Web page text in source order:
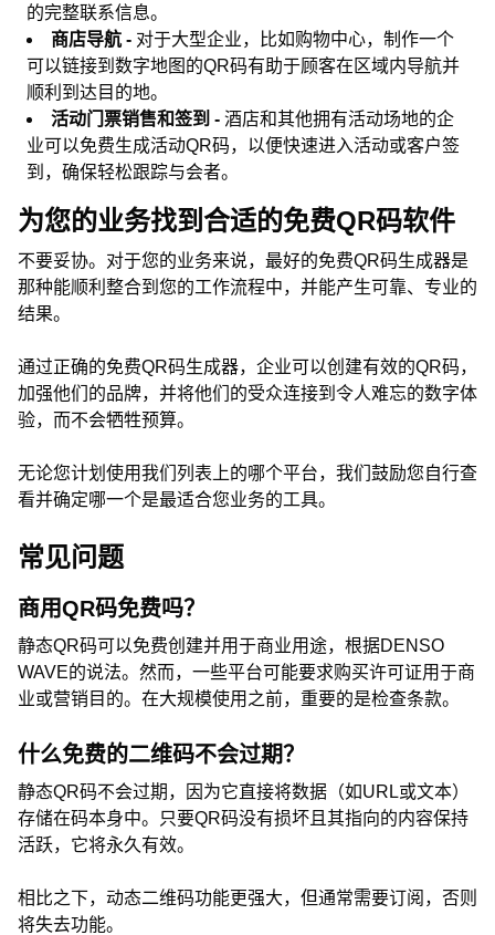
的完整联系信息。
商店导航 - 对于大型企业，比如购物中心，制作一个
可以链接到数字地图的QR码有助于顾客在区域内导航并
顺利到达目的地。
活动门票销售和签到 - 酒店和其他拥有活动场地的企
业可以免费生成活动QR码，以便快速进入活动或客户签
到，确保轻松跟踪与会者。
为您的业务找到合适的免费QR码软件
不要妥协。对于您的业务来说，最好的免费QR码生成器是
那种能顺利整合到您的工作流程中，并能产生可靠、专业的
结果。
通过正确的免费QR码生成器，企业可以创建有效的QR码，
加强他们的品牌，并将他们的受众连接到令人难忘的数字体
验，而不会牺牲预算。
无论您计划使用我们列表上的哪个平台，我们鼓励您自行查
看并确定哪一个是最适合您业务的工具。
常见问题
商用QR码免费吗？
静态QR码可以免费创建并用于商业用途，根据DENSO
WAVE的说法。然而，一些平台可能要求购买许可证用于商
业或营销目的。在大规模使用之前，重要的是检查条款。
什么免费的二维码不会过期？
静态QR码不会过期，因为它直接将数据（如URL或文本）
存储在码本身中。只要QR码没有损坏且其指向的内容保持
活跃，它将永久有效。
相比之下，动态二维码功能更强大，但通常需要订阅，否则
将失去功能。